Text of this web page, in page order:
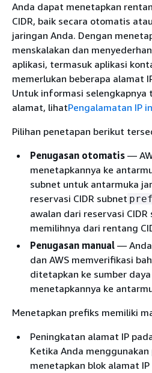
Anda dapat menetapkan
CIDR, baik secara otomatis
jaringan Anda. Dengan
menskalakan dan
aplikasi, termasuk aplikasi
memerlukan beberapa alamat
Untuk informasi selengkapnya
alamat, lihatPengalamatan IP
Pilihan penetapan berikut
Penugasan otomatis —
menetapkannya ke
subnet untuk antarmuka
reservasi CIDR subnet
awalan dari reservasi
memilihnya dari rentang
Penugasan manual — Anda
dan AWS memverifikasi
ditetapkan ke sumber
menetapkannya ke
Menetapkan prefiks memiliki
Peningkatan alamat IP
Ketika Anda menggunakan
menetapkan blok alamat